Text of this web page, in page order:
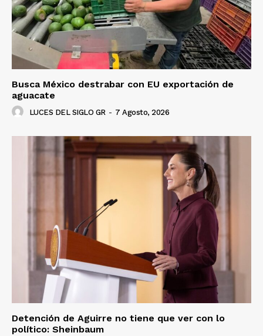
Busca México destrabar con EU exportación de
aguacate
LUCES DEL SIGLO GR - 7 Agosto, 2026
Detención de Aguirre no tiene que ver con lo
político: Sheinbaum